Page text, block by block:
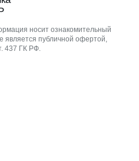
носит ознакомительный
является публичной офертой,
437 ГК РФ.